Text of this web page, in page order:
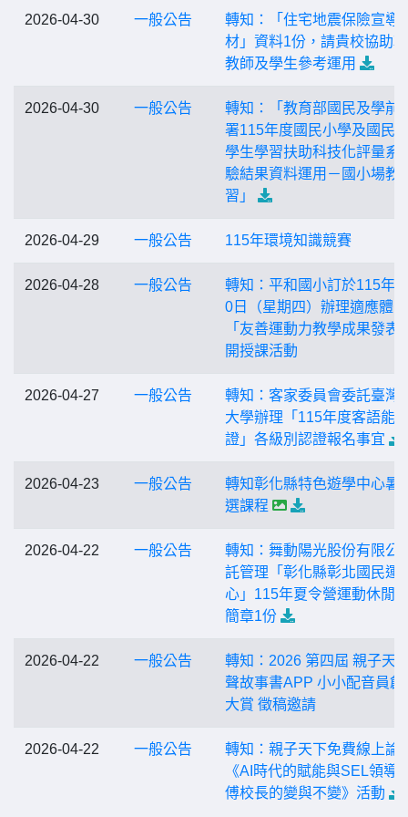
2026-04-30 一般公告
轉知：「住宅地震保險宣導
材」資料1份，請貴校協助
教師及學生參考運用
2026-04-30 一般公告
轉知：「教育部國民及學前
署115年度國民小學及國民
學生學習扶助科技化評量系
驗結果資料運用－國小場教
習」
2026-04-29 一般公告 115年環境知識競賽
2026-04-28 一般公告
轉知：平和國小訂於115年4
0日（星期四）辦理適應體育
「友善運動力教學成果發表
開授課活動
2026-04-27 一般公告
轉知：客家委員會委託臺灣
大學辦理「115年度客語能
證」各級別認證報名事宜
2026-04-23 一般公告
轉知彰化縣特色遊學中心暑
選課程
2026-04-22 一般公告
轉知：舞動陽光股份有限公
託管理「彰化縣彰北國民運
心」115年夏令營運動休閒
簡章1份
2026-04-22 一般公告
轉知：2026 第四屆 親子天
聲故事書APP 小小配音員創
大賞 徵稿邀請
2026-04-22 一般公告
轉知：親子天下免費線上論
《AI時代的賦能與SEL領導
傅校長的變與不變》活動